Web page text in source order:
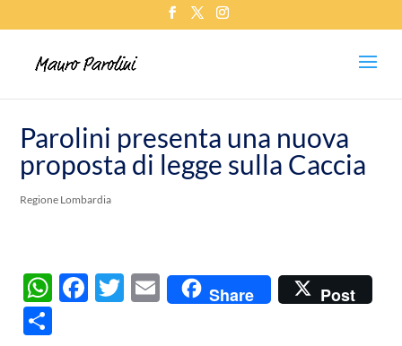
Parolini presenta una nuova
proposta di legge sulla Caccia
Regione Lombardia
W F
T
E
Share Post